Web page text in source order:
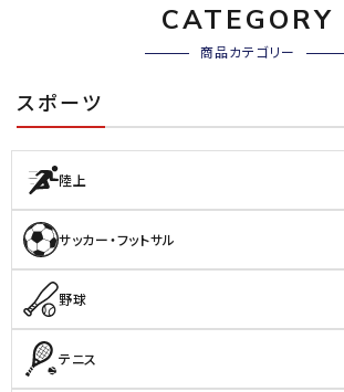
CATEGORY
商品カテゴリー
スポーツ
陸上
サッカー・フットサル
野球
テニス